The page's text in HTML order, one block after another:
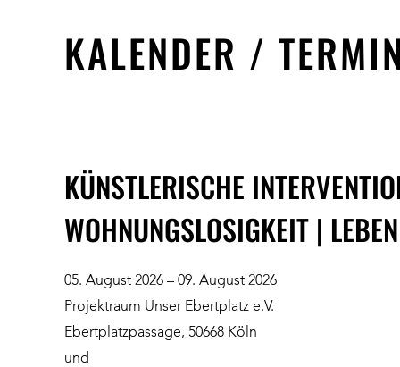
KALENDER /
KÜNSTLERISCHE
WOHNUNGSLOSIGKEIT |
05. August 2026 – 09. August 2026
Projektraum Unser Ebertplatz e.V.
Ebertplatzpassage, 50668 Köln
und